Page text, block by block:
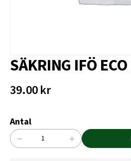
SÄKRING IFÖ
39.00kr
Antal
SÄKRING
− +